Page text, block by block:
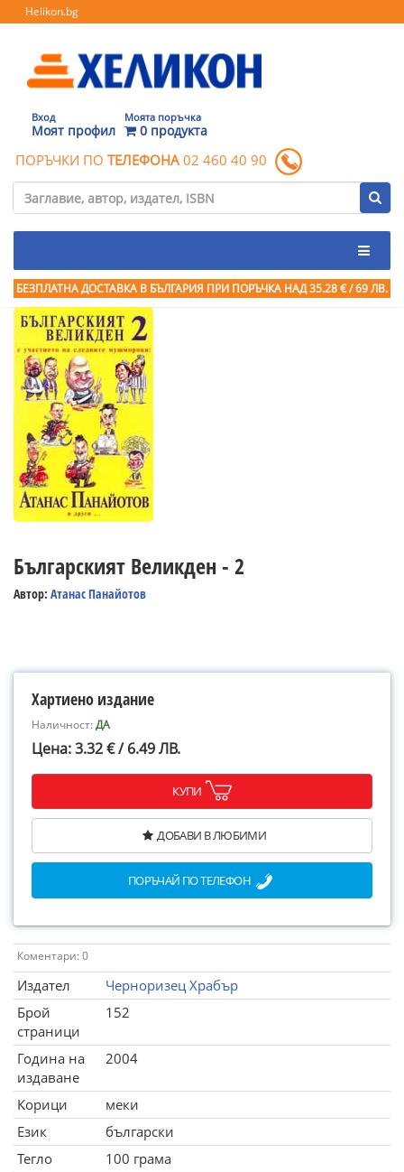
Helikon.bg
Вход
Моят профил
Моята поръчка
0 продукта
ПОРЪЧКИ ПО ТЕЛЕФОНА 02 460 40 90
БЕЗПЛАТНА ДОСТАВКА В БЪЛГАРИЯ ПРИ ПОРЪЧКА НАД 35.28 € / 69 ЛВ.
Българският Великден - 2
Автор: Атанас Панайотов
Хартиено издание
Наличност:ДА
Цена: 3.32 € / 6.49 ЛВ.
КУПИ
ДОБАВИ В ЛЮБИМИ
ПОРЪЧАЙ ПО ТЕЛЕФОН
Коментари: 0
Издател
Черноризец Храбър
Брой
страници
152
Година на
издаване
2004
Корици
меки
Език
български
Тегло
100 грама